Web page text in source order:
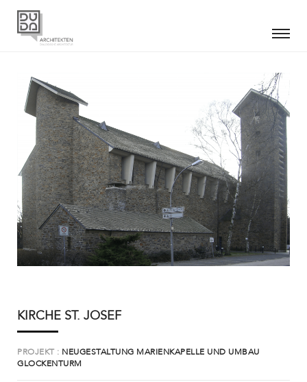
KIRCHE ST. JOSEF
PROJEKT
NEUGESTALTUNG MARIENKAPELLE UND UMBAU
GLOCKENTURM